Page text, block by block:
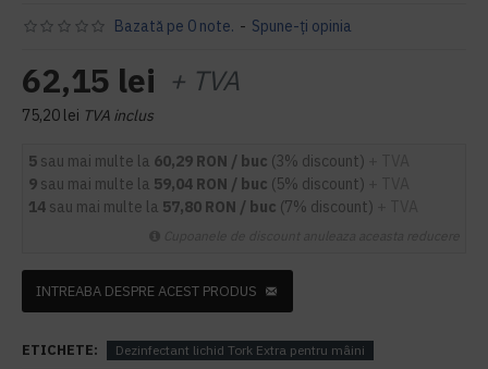
Bazată pe 0 note. - Spune-ţi opinia
62,15 lei + TVA
75,20 lei TVA inclus
5 sau mai multe la 60,29 RON / buc (3% discount)
9 sau mai multe la 59,04 RON / buc (5% discount)
14 sau mai multe la 57,80 RON / buc (7% discount)
INTREABA DESPRE ACEST PRODUS
ETICHETE:
Dezinfectant lichid Tork Extra pentru mâini